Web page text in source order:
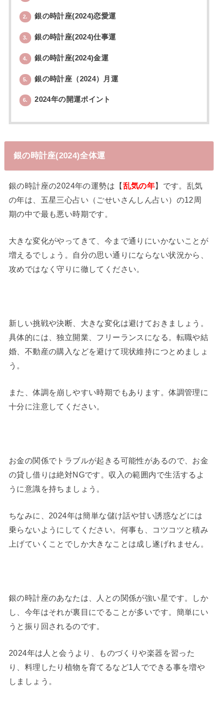
2. 銀の時計座(2024)恋愛運
3. 銀の時計座(2024)仕事運
4. 銀の時計座(2024)金運
5. 銀の時計座（2024）月運
6. 2024年の開運ポイント
銀の時計座(2024)全体運
銀の時計座の2024年の運勢は【乱気の年】です。乱気
の年は、五星三心占い（ごせいさんしん占い）の12周
期の中で最も悪い時期です。
大きな変化がやってきて、今まで通りにいかないことが
増えるでしょう。自分の思い通りにならない状況から、
攻めではなく守りに徹してください。
新しい挑戦や決断、大きな変化は避けておきましょう。
具体的には、独立開業、フリーランスになる。転職や結
婚、不動産の購入などを避けて現状維持につとめましょ
う。
また、体調を崩しやすい時期でもあります。体調管理に
十分に注意してください。
お金の関係でトラブルが起きる可能性があるので、お金
の貸し借りは絶対NGです。収入の範囲内で生活するよ
うに意識を持ちましょう。
ちなみに、2024年は簡単な儲け話や甘い誘惑などには
乗らないようにしてください。何事も、コツコツと積み
上げていくことでしか大きなことは成し遂げれません。
銀の時計座のあなたは、人との関係が強い星です。しか
し、今年はそれが裏目にでることが多いです。簡単にい
うと振り回されるのです。
2024年は人と会うより、ものづくりや楽器を習った
り、料理したり植物を育てるなど1人でできる事を増や
しましょう。